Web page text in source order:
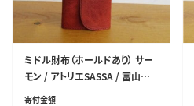
ミドル財布（ホールドあり） サー
モン / アトリエSASSA / 富山県
朝日町 [34310073]
寄付金額